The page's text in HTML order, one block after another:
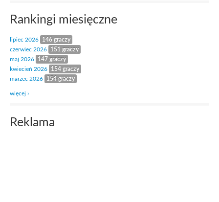
Rankingi miesięczne
lipiec 2026
146 graczy
czerwiec 2026
151 graczy
maj 2026
147 graczy
kwiecień 2026
154 graczy
marzec 2026
154 graczy
więcej ›
Reklama